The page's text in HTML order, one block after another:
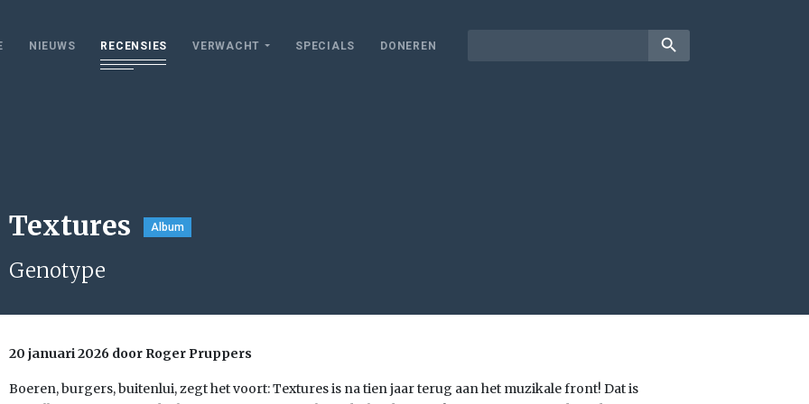
NIEUWS RECENSIES VERWACHT SPECIALS DONEREN search
Textures Album
Genotype
20 januari 2026 door Roger Pruppers
Boeren, burgers, buitenlui, zegt het voort: Textures is na tien jaar terug aan het muzikale front! Dat is